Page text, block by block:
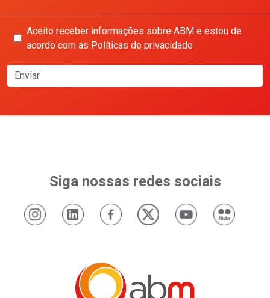
Aceito receber informações sobre ABM e estou de
acordo com as Políticas de privacidade
Enviar
Siga nossas redes sociais